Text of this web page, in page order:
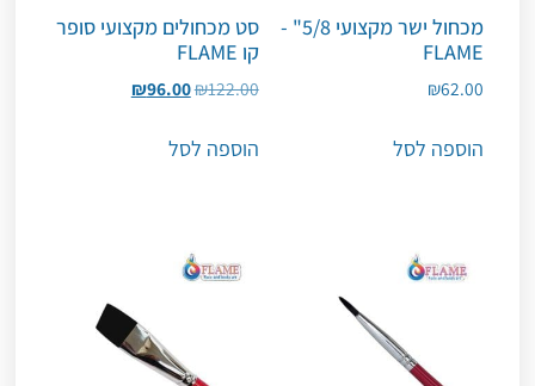
מכחול ישר מקצועי 5/8" -
FLAME
₪62.00
הוספה לסל
סט מכחולים מקצועי סופר
קו FLAME
₪122.00
₪96.00
הוספה לסל